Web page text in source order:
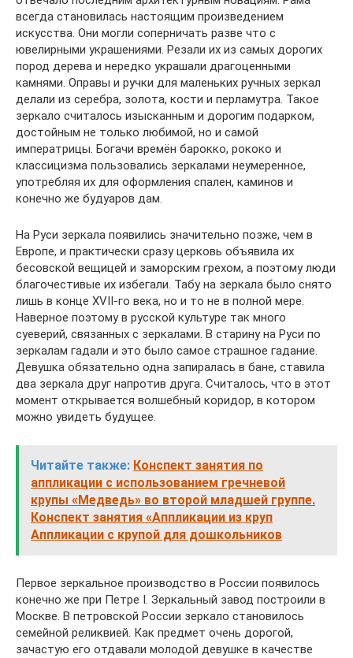
всегда становилась настоящим произведением
искусства. Они могли соперничать разве что с
ювелирными украшениями. Резали их из самых дорогих
пород дерева и нередко украшали драгоценными
камнями. Оправы и ручки для маленьких ручных зеркал
делали из серебра, золота, кости и перламутра. Такое
зеркало считалось изысканным и дорогим подарком,
достойным не только любимой, но и самой
императрицы. Богачи времён барокко, рококо и
классицизма пользовались зеркалами неумеренное,
употребляя их для оформления спален, каминов и
конечно же будуаров дам.
На Руси зеркала появились значительно позже, чем в
Европе, и практически сразу церковь объявила их
бесовской вещицей и заморским грехом, а поэтому люди
благочестивые их избегали. Табу на зеркала было снято
лишь в конце XVII-го века, но и то не в полной мере.
Наверное поэтому в русской культуре так много
суеверий, связанных с зеркалами. В старину на Руси по
зеркалам гадали и это было самое страшное гадание.
Девушка обязательно одна запиралась в бане, ставила
два зеркала друг напротив друга. Считалось, что в этот
момент открывается волшебный коридор, в котором
можно увидеть будущее.
Читайте также: Конспект занятия по
аппликации с использованием гречневой
крупы «Медведь» во второй младшей группе.
Конспект занятия «Аппликации из круп
Аппликации с крупой для дошкольников
Первое зеркальное производство в России появилось
конечно же при Петре I. Зеркальный завод построили в
Москве. В петровской России зеркало становилось
семейной реликвией. Как предмет очень дорогой,
зачастую его отдавали молодой девушке в качестве